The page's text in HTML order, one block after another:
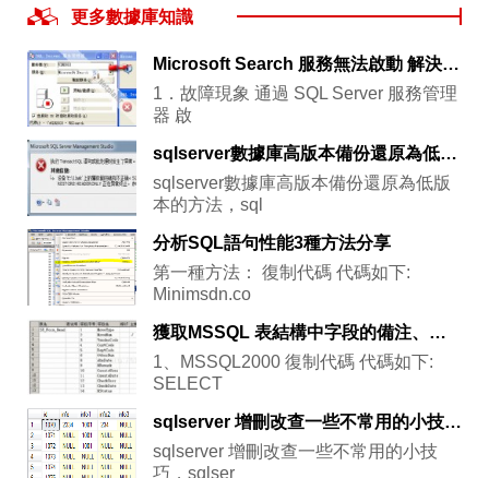
更多數據庫知識
Microsoft Search 服務無法啟動 解決辦法.
1．故障現象 通過 SQL Server 服務管理
器 啟
sqlserver數據庫高版本備份還原為低版本的方法，sqlserver數據庫
sqlserver數據庫高版本備份還原為低版
本的方法，sql
分析SQL語句性能3種方法分享
第一種方法： 復制代碼 代碼如下:
Minimsdn.co
獲取MSSQL 表結構中字段的備注、主鍵等信息的sql
1、MSSQL2000 復制代碼 代碼如下:
SELECT
sqlserver 增刪改查一些不常用的小技巧，sqlserver增刪
sqlserver 增刪改查一些不常用的小技
巧，sqlser